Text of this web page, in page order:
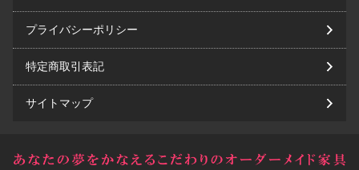
プライバシーポリシー
特定商取引表記
サイトマップ